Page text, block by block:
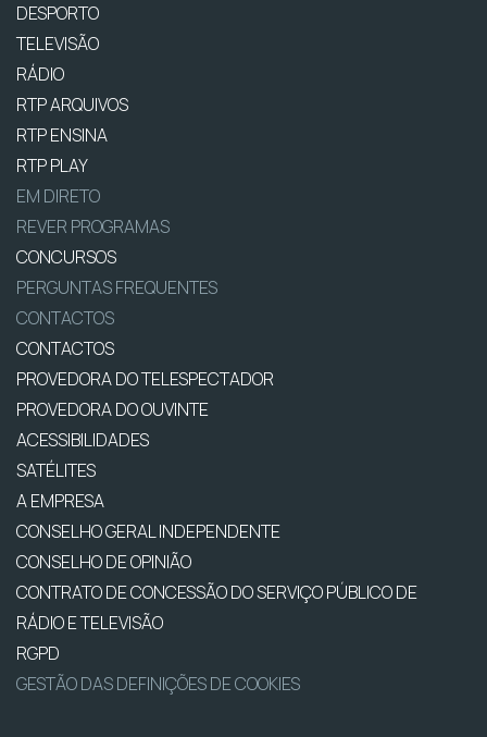
DESPORTO
TELEVISÃO
RÁDIO
RTP ARQUIVOS
RTP ENSINA
RTP PLAY
EM DIRETO
REVER PROGRAMAS
CONCURSOS
PERGUNTAS FREQUENTES
CONTACTOS
CONTACTOS
PROVEDORA DO TELESPECTADOR
PROVEDORA DO OUVINTE
ACESSIBILIDADES
SATÉLITES
A EMPRESA
CONSELHO GERAL INDEPENDENTE
CONSELHO DE OPINIÃO
CONTRATO DE CONCESSÃO DO SERVIÇO PÚBLICO DE
RÁDIO E TELEVISÃO
RGPD
GESTÃO DAS DEFINIÇÕES DE COOKIES